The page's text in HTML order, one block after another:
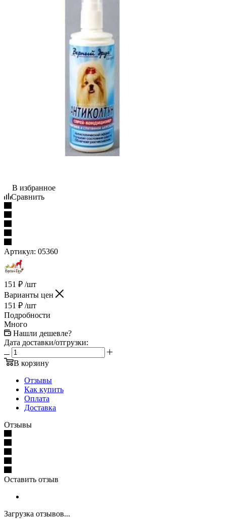
В избранное
Сравнить
Артикул: 05360
151 ₽ /шт
Варианты цен
151 ₽ /шт
Подробности
Много
Нашли дешевле?
Дата доставки/отгрузки:
В корзину
Отзывы
Как купить
Оплата
Доставка
Отзывы
Оставить отзыв
Загрузка отзывов...